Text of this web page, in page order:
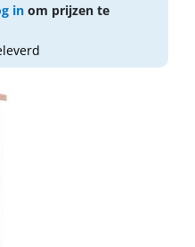
in om prijzen te